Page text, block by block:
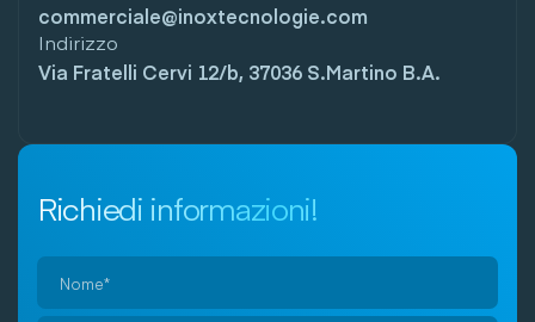
commerciale@inoxtecnologie.com
Indirizzo
Via Fratelli Cervi 12/b, 37036 S.Martino B.A.
Richiedi informazioni!